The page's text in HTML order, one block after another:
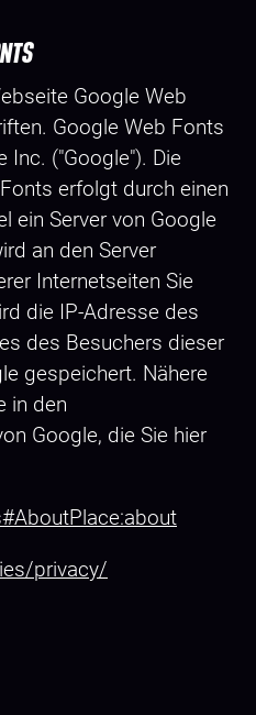
Google Web
Google Web Fonts
Inc. ("Google"). Die
erfolgt durch einen
ein Server von Google
an den Server
Internetseiten Sie
die IP-Adresse des
des Besuchers dieser
gespeichert. Nähere
in den
Google, die Sie hier
privacy/